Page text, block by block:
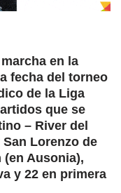
en la
fecha del torneo
de la Liga
que se
– River del
Lorenzo de
Ausonia),
y 22 en primera